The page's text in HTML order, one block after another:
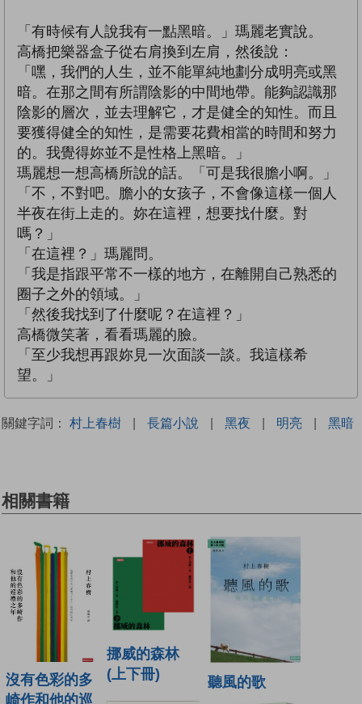
「有時候有人說我有一點黑暗。」瑪麗老實說。
高橋把樂器盒子從右肩換到左肩，然後說：
「嘿，我們的人生，並不能單純地劃分成明亮或黑
暗。在那之間有所謂陰影的中間地帶。能夠認識那
陰影的層次，並去理解它，才是健全的知性。而且
要獲得健全的知性，是需要花費相當的時間和努力
的。我覺得妳並不是性格上黑暗。」
瑪麗想一想高橋所說的話。「可是我很膽小啊。」
「不，不對吧。膽小的女孩子，不會像這樣一個人
半夜在街上走的。妳在這裡，想要找什麼。對
嗎？」
「在這裡？」瑪麗問。
「我是指跟平常不一樣的地方，在離開自己熟悉的
圈子之外的領域。」
「然後我找到了什麼呢？在這裡？」
高橋微笑著，看看瑪麗的臉。
「至少我想再跟妳見一次面談一談。我這樣希
望。」
關鍵字詞： 村上春樹 | 長篇小說 | 黑夜 | 明亮 | 黑暗
相關書籍
沒有色彩的多
崎作和他的巡
挪威的森林
(上下冊)
聽風的歌